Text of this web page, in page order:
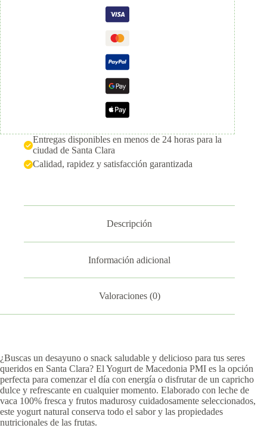
Entregas disponibles en menos de 24 horas para la
ciudad de Santa Clara
Calidad, rapidez y satisfacción garantizada
Descripción
Información adicional
Valoraciones (0)
¿Buscas un desayuno o snack saludable y delicioso para tus seres
queridos en Santa Clara? El Yogurt de Macedonia PMI es la opción
perfecta para comenzar el día con energía o disfrutar de un capricho
dulce y refrescante en cualquier momento. Elaborado con leche de
vaca 100% fresca y frutos madurosy cuidadosamente seleccionados,
este yogurt natural conserva todo el sabor y las propiedades
nutricionales de las frutas.